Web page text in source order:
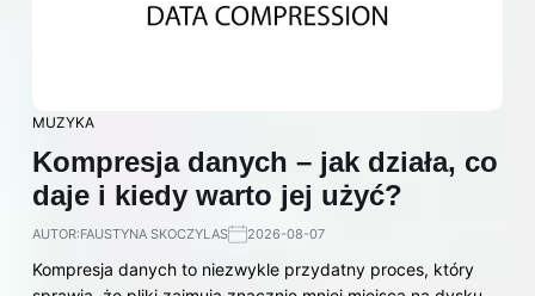
MUZYKA
Kompresja danych – jak działa, co
daje i kiedy warto jej użyć?
AUTOR:FAUSTYNA SKOCZYLAS 2026-08-07
Kompresja danych to niezwykle przydatny proces, który